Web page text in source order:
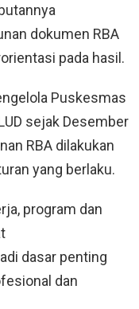
dokumen RBA
pada hasil.
Puskesmas
sejak Desember
RBA dilakukan
yang berlaku.
program dan
dasar penting
dan